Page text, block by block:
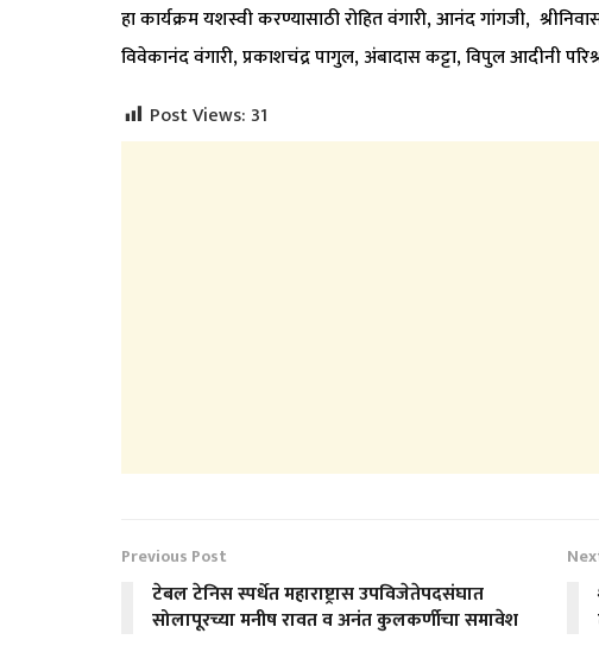
हा कार्यक्रम यशस्वी करण्यासाठी रोहित वंगारी, आनंद गांगजी,
विवेकानंद वंगारी, प्रकाशचंद्र पागुल, अंबादास कट्टा, विपुल आदीनी
Post Views:31
Previous Post
टेबल टेनिस स्पर्धेत महाराष्ट्रास उपविजेतेपदसंघात
सोलापूरच्या मनीष रावत व अनंत कुलकर्णीचा समावेश